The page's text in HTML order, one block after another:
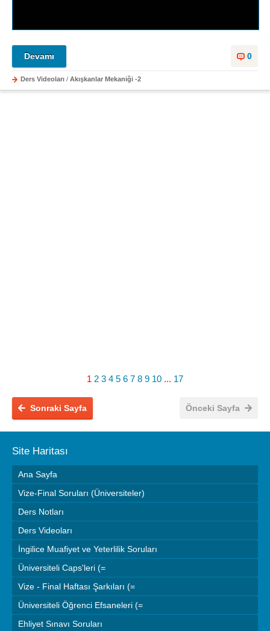
0
Devamı
Ders Videoları / Akışkanlar Mekaniği -2
1 2 3 4 5 6 7 8 9 10 ... 17
Önceki Sayfa
Sonraki Sayfa
Site Haritası
Ana Sayfa
Vize-Final Soruları (Üniversiteler)
Ders Notları
Ders Videoları
İngilice Muafiyet ve Yeterlilik Soruları
Üniversiteli Caps'leri (=
Vize - Final Haftası Şarkıları (=
Üniversiteli Öğrenci Efsaneleri (=
Ehliyet Sınavı Soruları